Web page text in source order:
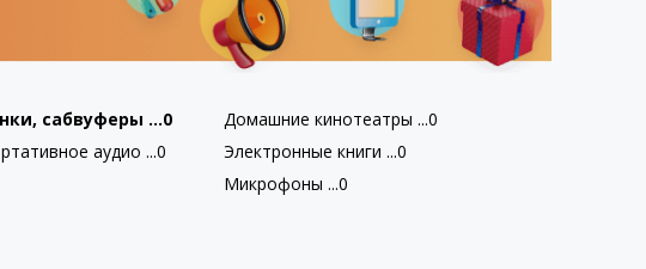
сабвуферы ...0
Домашние кинотеатры ...0
аудио ...0
Электронные книги ...0
Микрофоны ...0